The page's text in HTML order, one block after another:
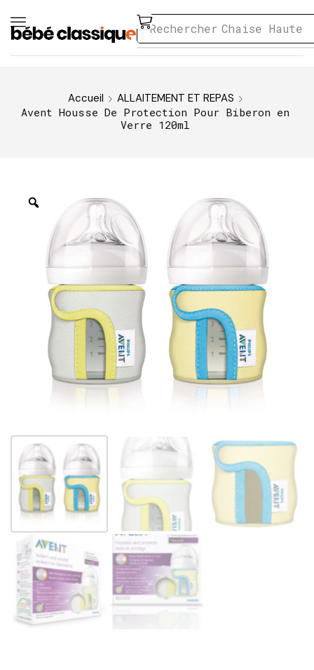
Rechercher Chaise Haute
Accueil
ALLAITEMENT ET REPAS
Avent Housse De Protection Pour Biberon en
Verre 120ml